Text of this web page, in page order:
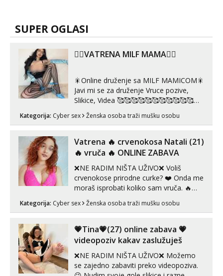
SUPER OGLASI
❤️‍🔥VATRENA MILF MAMA❤️‍🔥
🎇Online druženje sa MILF MAMICOM🎇
Javi mi se za druženje Vruce pozive,
Slikice, Videa 🥰🥰🥰🥰🥰🥰🥰🥰🥰🥰🥰🥰
🥰 Solo ili sa partnerom ili kolegicama
Javi mi se porukom WhatsApp ili
Telegram 👉@enafriedrichkis 🤬NE
RADIM SASTANKE I DRUZENJA UZIVO
Kategorija: Cyber sex Ženska osoba traži mušku osobu
Vatrena ‎️‍🔥 crvenokosa Natali (21)
‎️‍🔥 vruča‎ ️‍🔥 ONLINE ZABAVA
❌NE RADIM NIŠTA UŽIVO❌ Voliš
crvenokose prirodne curke? ❤️ Onda me
moraš isprobati koliko sam vruča.‎ ️‍🔥
MLADA vražica koja ima 100%
prorodne grudi, 💦 Misli su mi uvijek
U mojoj raznolikoj ponudi možeš
pranaći nešto po svojoj mjeri. Sexi videa
s kolegica...
Kategorija: Cyber sex Ženska osoba traži mušku osobu
💗Tina💗(27) online zabava 💗
videopoziv kakav zaslužuješ
❌NE RADIM NIŠTA UŽIVO❌ Možemo
se zajedno zabaviti preko videopoziva.